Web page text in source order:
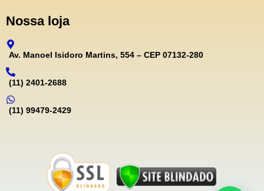
Nossa loja
Av. Manoel Isidoro Martins, 554 – CEP 07132-280
(11) 2401-2688
(11) 99479-2429